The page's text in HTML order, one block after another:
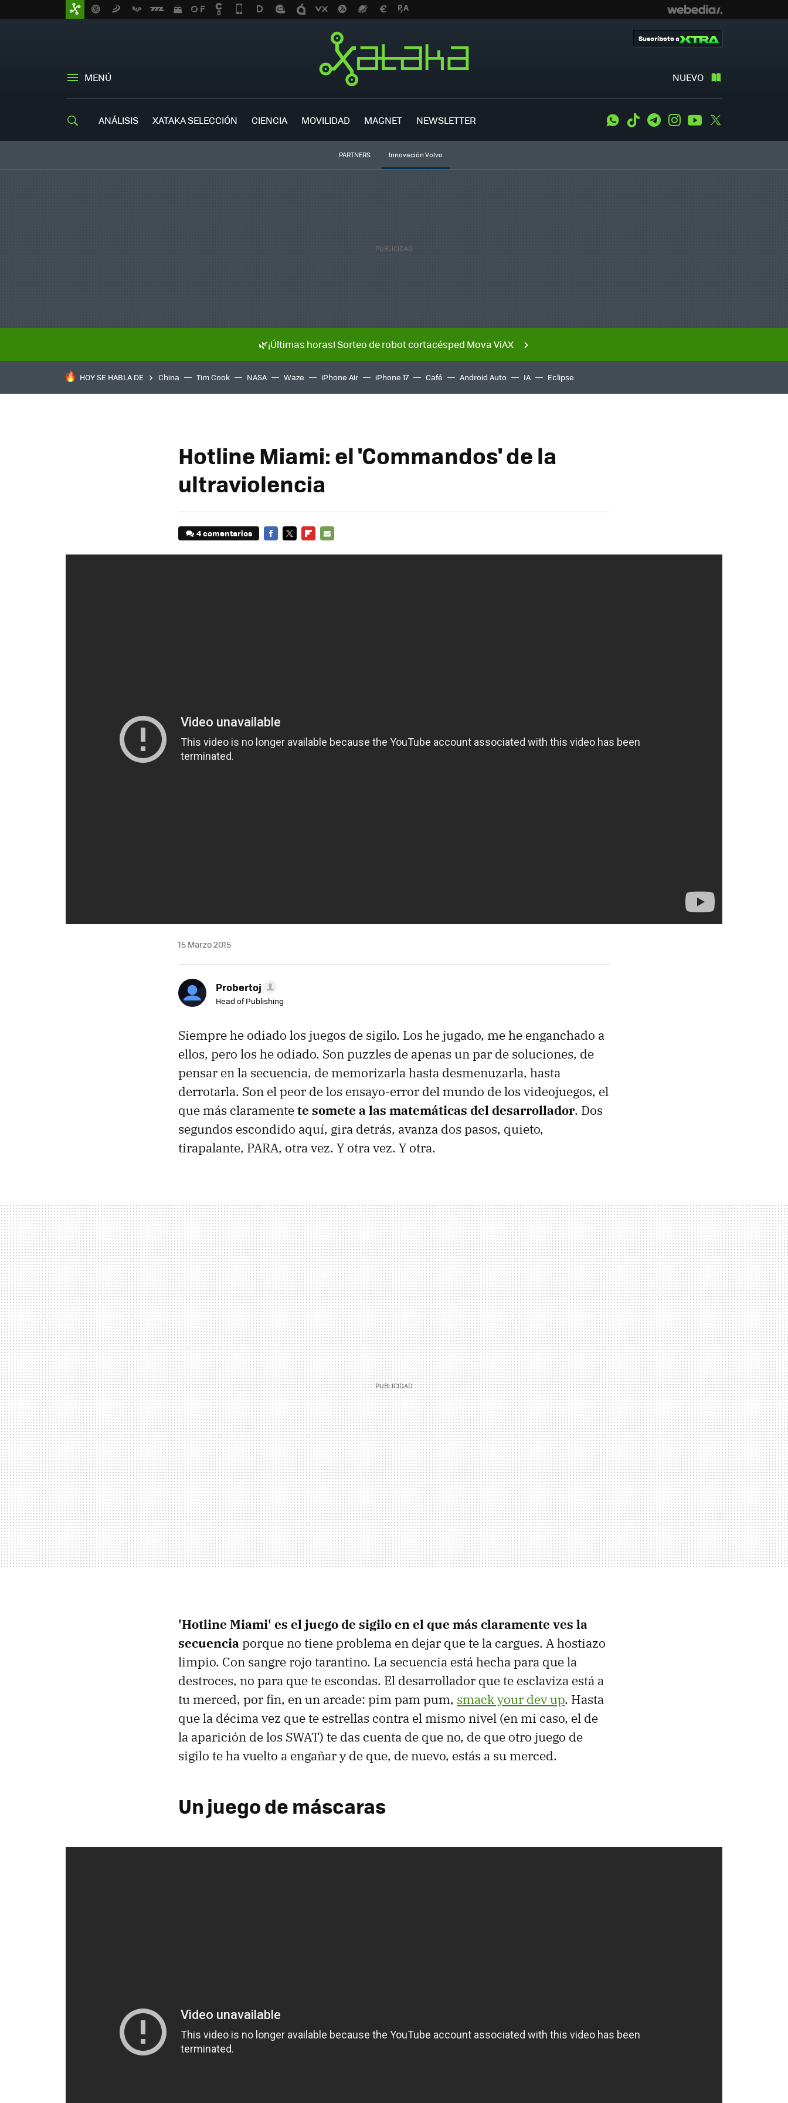
MENÚ NUEVO
Suscríbete a
ANÁLISIS XATAKA SELECCIÓN CIENCIA MOVILIDAD MAGNET NEWSLETTER WhatsApp
Tiktok TelegramInstagramYoutube
PARTNERS Innovación Volvo
🌿¡Últimas horas! Sorteo de robot cortacésped Mova ViAX
HOY SE HABLA DE China Tim Cook NASA Waze iPhone Air iPhone 17 Café Android Auto IA Eclipse
Hotline Miami: el 'Commandos' de la
ultraviolencia
4 comentarios
15 Marzo 2015
Probertoj
Head of Publishing
Siempre he odiado los juegos de sigilo. Los he jugado, me he enganchado a
ellos, pero los he odiado. Son puzzles de apenas un par de soluciones, de
pensar en la secuencia, de memorizarla hasta desmenuzarla, hasta
derrotarla. Son el peor de los ensayo-error del mundo de los videojuegos, el
que más claramentete somete a las matemáticas del desarrollador. Dos
segundos escondido aquí, gira detrás, avanza dos pasos, quieto,
tirapalante, PARA, otra vez. Y otra vez. Y otra.
'Hotline Miami' es el juego de sigilo en el que más claramente ves la
secuencia porque no tiene problema en dejar que te la cargues. A hostiazo
limpio. Con sangre rojo tarantino. La secuencia está hecha para que la
destroces, no para que te escondas. El desarrollador que te esclaviza está a
tu merced, por fin, en un arcade: pim pam pum, smack your dev up. Hasta
que la décima vez que te estrellas contra el mismo nivel (en mi caso, el de
la aparición de los SWAT) te das cuenta de que no, de que otro juego de
sigilo te ha vuelto a engañar y de que, de nuevo, estás a su merced.
Un juego de máscaras